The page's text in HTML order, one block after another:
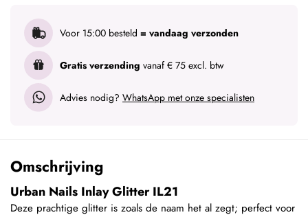
Voor 15:00 besteld = vandaag verzonden
Gratis verzending vanaf € 75 excl. btw
Advies nodig? WhatsApp met onze specialisten
Omschrijving
Urban Nails Inlay Glitter IL21
Deze prachtige glitter is zoals de naam het al zegt; perfect voor